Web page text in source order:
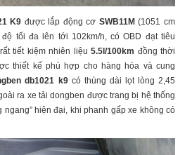
K9 được lắp động cơ SWB11M (1051 cm
tối đa lên tới 102km/h, có OBD đạt tiêu
tiết kiệm nhiên liệu5.5l/100km đồng thời
thiết kế phù hợp cho hàng hóa và cung
db1021 k9có thùng dài lọt lòng 2,45
ra xe tải dongben được trang bị hệ thống
ngang” hiện đại, khi phanh gấp xe không có